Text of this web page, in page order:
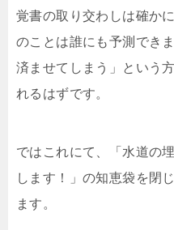
覚書の取り交わしは確か
のことは誰にも予測でき
済ませてしまう」という
れるはずです。
ではこれにて、「水道の
します！」の知恵袋を閉
ます。